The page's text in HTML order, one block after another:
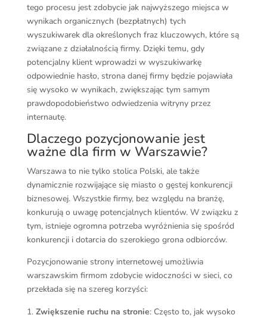
tego procesu jest zdobycie jak najwyższego miejsca w
wynikach organicznych (bezpłatnych) tych
wyszukiwarek dla określonych fraz kluczowych, które są
związane z działalnością firmy. Dzięki temu, gdy
potencjalny klient wprowadzi w wyszukiwarkę
odpowiednie hasło, strona danej firmy będzie pojawiała
się wysoko w wynikach, zwiększając tym samym
prawdopodobieństwo odwiedzenia witryny przez
internautę.
Dlaczego pozycjonowanie jest
ważne dla firm w Warszawie?
Warszawa to nie tylko stolica Polski, ale także
dynamicznie rozwijające się miasto o gęstej konkurencji
biznesowej. Wszystkie firmy, bez względu na branżę,
konkurują o uwagę potencjalnych klientów. W związku z
tym, istnieje ogromna potrzeba wyróżnienia się spośród
konkurencji i dotarcia do szerokiego grona odbiorców.
Pozycjonowanie strony internetowej umożliwia
warszawskim firmom zdobycie widoczności w sieci, co
przekłada się na szereg korzyści:
Zwiększenie ruchu na stronie: Często to, jak wysoko